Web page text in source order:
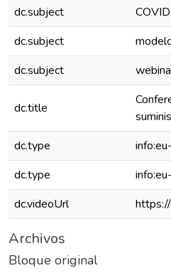
dc.subject
dc.subject
dc.subject
dc.title
dc.type
dc.type
dc.videoUrl
Archivos
Bloque original